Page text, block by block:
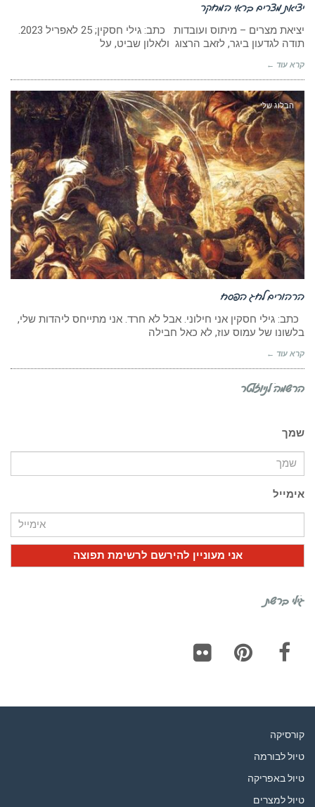
יציאת מצרים בראי המחקר
יציאת מצרים – מיתוס ועובדות כתב: גילי חסקין; 25 לאפריל 2023.
תודה לגדעון ביגר, לזאב הרצוג ולאלון שביט, על
קרא עוד ←
הבלוג שלי
הרהורים לחג הפסח
כתב: גילי חסקין אני חילוני. אבל לא חרד. אני מתייחס ליהדות שלי,
בלשונו של עמוס עוז, לא כאל חבילה
קרא עוד ←
הרשמה לניוזלטר
שמך
אימייל
גילי ברשת
קורסיקה
טיול לבורמה
טיול באפריקה
טיול למצרים